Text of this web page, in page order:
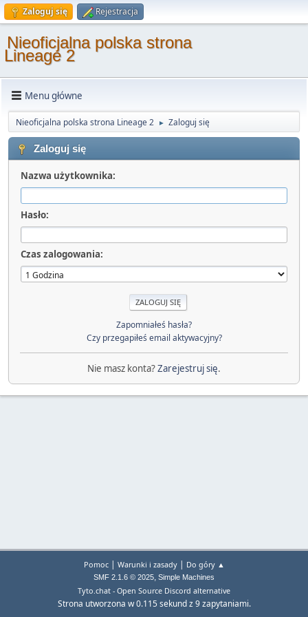
Zaloguj się Rejestracja
Nieoficjalna polska strona
Lineage 2
Menu główne
Nieoficjalna polska strona Lineage 2 ► Zaloguj się
Zaloguj się
Nazwa użytkownika:
Hasło:
Czas zalogowania:
Zapomniałeś hasła?
Czy przegapiłeś email aktywacyjny?
Nie masz konta?Zarejestruj się.
Pomoc| Warunki i zasady| Do góry ▲
SMF 2.1.6 © 2025, Simple Machines
Tyto.chat - Open Source Discord alternative
Strona utworzona w 0.115 sekund z 9 zapytaniami.